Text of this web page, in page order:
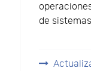
de